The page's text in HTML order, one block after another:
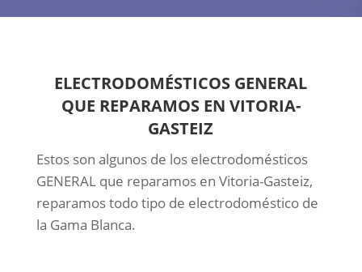
ELECTRODOMÉSTICOS GENERAL
QUE REPARAMOS EN VITORIA-
GASTEIZ
Estos son algunos de los electrodomésticos
GENERAL que reparamos en Vitoria-Gasteiz,
reparamos todo tipo de electrodoméstico de
la Gama Blanca.